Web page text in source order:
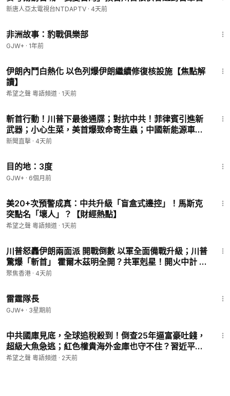
新唐人亞太電視台NTDAPTV · 4天前
非洲故事：豹戰俱樂部
GJW+ · 1年前
伊朗內鬥白熱化 以色列爆伊朗繼續修復核設施【焦點解
讀】
希望之聲 粵語頻道 · 1天前
斬首行動！川普下最後通牒；對抗中共！菲律賓引進新
武器；小心生菜，美首爆致命寄生蟲；中國新能源車趕
工上市，車主成試車員？｜【#新聞直擊】2026.08.04
新聞直擊 · 4天前
目的地：3度
GJW+ · 6個月前
美20+次預警成真：中共升級「盲盒式邊控」！馬斯克
突點名「壞人」？【財經熱點】
希望之聲 粵語頻道 · 1天前
川普怒轟伊朗兩面派 開戰倒數 以軍全面備戰升級；川普
驚爆「斬首」 霍爾木茲明全開？共軍剋星！開火中計 不
開等死 美軍空戰規則變了【今日看點】
聚焦香港 · 4天前
雷霆隊長
GJW+ · 3星期前
中共國庫見底，全球追稅殺到！倒查25年逼富豪吐錢，
超級大魚急逃；紅色權貴海外金庫也守不住？習近平遭
反噬，專家警告台【紅朝秘聞】
希望之聲 粵語頻道 · 2天前